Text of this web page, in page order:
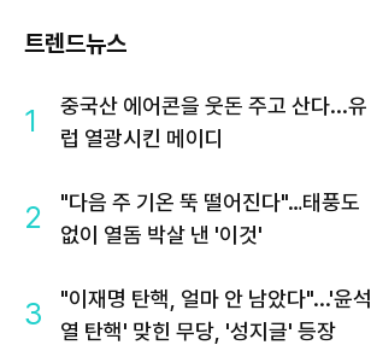
트렌드뉴스
1
중국산 에어콘을 웃돈 주고 산다...유
럽 열광시킨 메이디
2
"다음 주 기온 뚝 떨어진다"…태풍도
없이 열돔 박살 낸 '이것'
3
"이재명 탄핵, 얼마 안 남았다"...'윤석
열 탄핵' 맞힌 무당, '성지글' 등장